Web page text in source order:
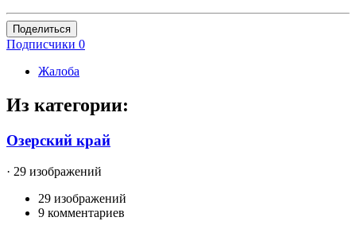
Поделиться
Подписчики 0
Жалоба
Из категории:
Озерский край
· 29 изображений
29 изображений
9 комментариев